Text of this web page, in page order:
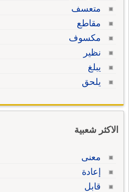
متعسف
مقاطع
مكسوف
نظير
يبلغ
يلحق
الاكثر شعبية
معنى
إعادة
قابل